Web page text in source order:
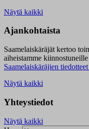
Näytä kaikki
Ajankohtaista
Saamelaiskäräjät kertoo
aiheistamme
Saamelaiskäräjien
Näytä kaikki
Yhteystiedot
Näytä kaikki